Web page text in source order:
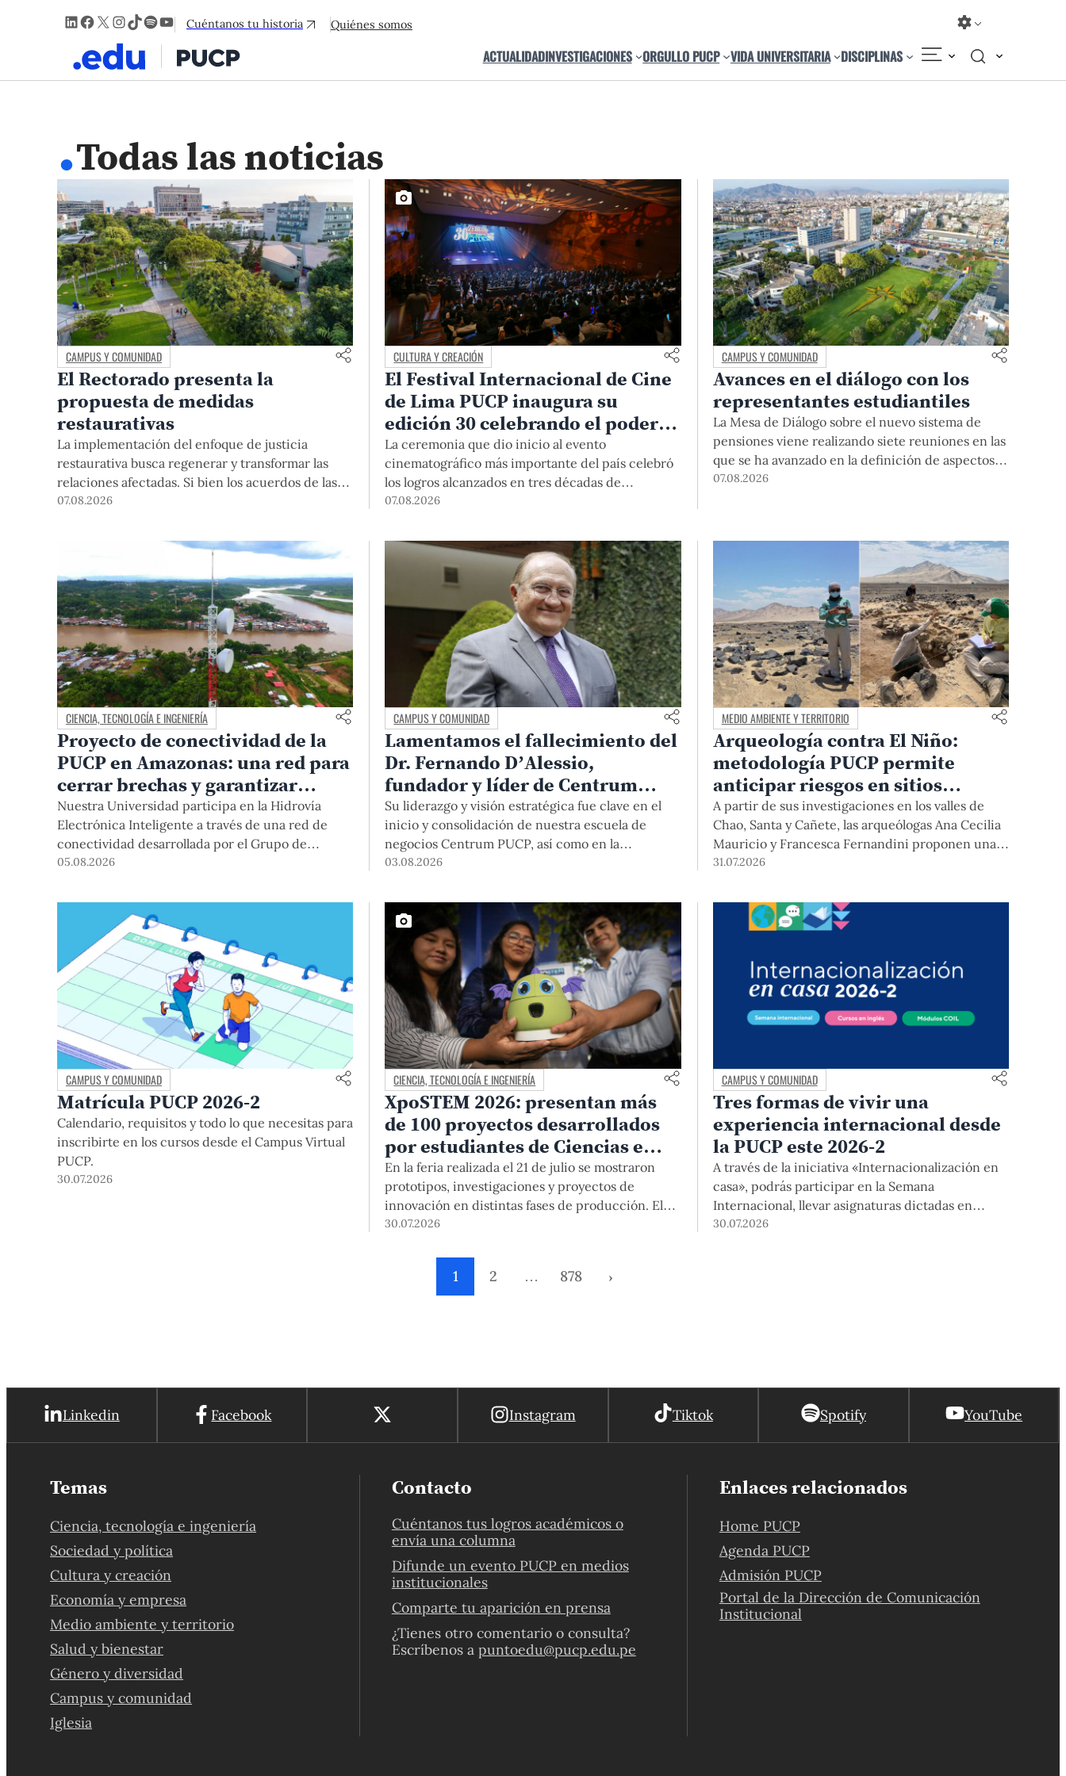
LinkedIn
Facebook
X Instagram
TikTok
Spotify
YouTube
Cuéntanos tu historia Quiénes somos
ACTUALIDADINVESTIGACIONES ORGULLO PUCP VIDA UNIVERSITARIA DISCIPLINAS
.Todas las noticias
CAMPUS Y COMUNIDAD
El Rectorado presenta la
propuesta de medidas
restaurativas
La implementación del enfoque de justicia
restaurativa busca regenerar y transformar las
relaciones afectadas. Si bien los acuerdos de las
medidas restaurativas podrían ser considerados
reemplaza sus procedimientos.
07.08.2026
CULTURA Y CREACIÓN
El Festival Internacional de Cine
de Lima PUCP inaugura su
edición 30 celebrando el poder
del encuentro
La ceremonia que dio inicio al evento
cinematográfico más importante del país celebró
los logros alcanzados en tres décadas de
existencia, rindió homenaje a las cineastas
llamado de nuestra Universidad a escuchar al
sector artístico y académico frente a la reciente
creación del Colegio Profesional de Artistas del
07.08.2026
CAMPUS Y COMUNIDAD
Avances en el diálogo con los
representantes estudiantiles
La Mesa de Diálogo sobre el nuevo sistema de
pensiones viene realizando siete reuniones en las
que se ha avanzado en la definición de aspectos
clave para su desarrollo.
07.08.2026
CIENCIA, TECNOLOGÍA E INGENIERÍA
Proyecto de conectividad de la
PUCP en Amazonas: una red para
cerrar brechas y garantizar
derechos
Nuestra Universidad participa en la Hidrovía
Electrónica Inteligente a través de una red de
conectividad desarrollada por el Grupo de
Telecomunicaciones Rurales (GTR-PUCP) desde
desarrollo de esta red, sus aportes a la salud y la
educación de la zona, así como los alcances de la
intervención de la PUCP en el proyecto.
05.08.2026
CAMPUS Y COMUNIDAD
Lamentamos el fallecimiento del
Dr. Fernando D’Alessio,
fundador y líder de Centrum
PUCP
Su liderazgo y visión estratégica fue clave en el
inicio y consolidación de nuestra escuela de
negocios Centrum PUCP, así como en la
formación de profesionales empresariales
Universidad agradece el aporte del vicealmirante
AP (r) Dr. Fernando D'Alessio (1944-2026).
03.08.2026
MEDIO AMBIENTE Y TERRITORIO
Arqueología contra El Niño:
metodología PUCP permite
anticipar riesgos en sitios
arqueológicos
A partir de sus investigaciones en los valles de
Chao, Santa y Cañete, las arqueólogas Ana Cecilia
Mauricio y Francesca Fernandini proponen una
herramienta de bajo costo que combina datos
geográfica y trabajo de campo para identificar
sitios arqueológicos vulnerables ante lluvias,
asociados al fenómeno de El Niño.
31.07.2026
CAMPUS Y COMUNIDAD
Matrícula PUCP 2026-2
Calendario, requisitos y todo lo que necesitas para
inscribirte en los cursos desde el Campus Virtual
PUCP.
30.07.2026
CIENCIA, TECNOLOGÍA E INGENIERÍA
XpoSTEM 2026: presentan más
de 100 proyectos desarrollados
por estudiantes de Ciencias e
Ingeniería PUCP orientados a
atender necesidades del país
En la feria realizada el 21 de julio se mostraron
prototipos, investigaciones y proyectos de
innovación en distintas fases de producción. El
encuentro mostró cómo el conocimiento
concretos del Perú en salud, robótica,
inteligencia artificial, sostenibilidad y sectores
productivos.
30.07.2026
CAMPUS Y COMUNIDAD
Tres formas de vivir una
experiencia internacional desde
la PUCP este 2026-2
A través de la iniciativa «Internacionalización en
casa», podrás participar en la Semana
Internacional, llevar asignaturas dictadas en
inglés, y acceder a módulos COIL junto con
30.07.2026
1 2 … 878 ›
Linkedin Facebook Instagram Tiktok Spotify YouTube
Temas
Ciencia, tecnología e ingeniería
Sociedad y política
Cultura y creación
Economía y empresa
Medio ambiente y territorio
Salud y bienestar
Género y diversidad
Campus y comunidad
Iglesia
Contacto
Cuéntanos tus logros académicos o
envía una columna
Difunde un evento PUCP en medios
institucionales
Comparte tu aparición en prensa
¿Tienes otro comentario o consulta?
Escríbenos a puntoedu@pucp.edu.pe
Enlaces relacionados
Home PUCP
Agenda PUCP
Admisión PUCP
Portal de la Dirección de Comunicación
Institucional